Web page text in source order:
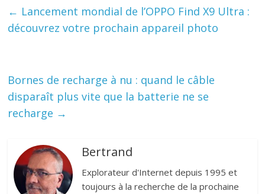
← Lancement mondial de l’OPPO Find X9 Ultra :
découvrez votre prochain appareil photo
Bornes de recharge à nu : quand le câble
disparaît plus vite que la batterie ne se
recharge →
Bertrand
Explorateur d'Internet depuis 1995 et
toujours à la recherche de la prochaine